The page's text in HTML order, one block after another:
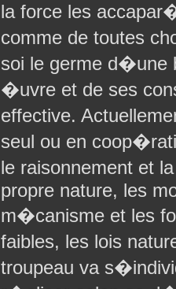
la force les
comme de toutes
soi le germe
�uvre et de ses
effective.
seul ou en
le raisonnement et
propre nature, les
m�canisme et les
faibles, les lois
troupeau va